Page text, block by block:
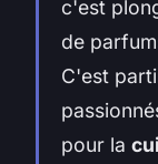
c'est
de
C'est
pour la